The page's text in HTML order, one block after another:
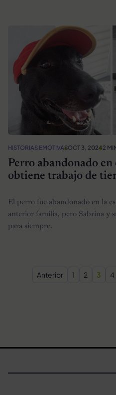
HISTORIAS EMOTIVASOCT 3, 20242
Perro abandonado
obtiene trabajo de
El perro fue abandonado en la
anterior familia, pero Sabrina y
para siempre.
Paginación
Anterior 1 2 3 4